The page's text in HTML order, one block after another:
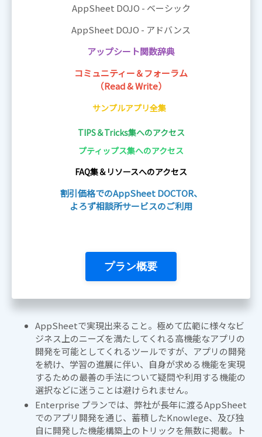
AppSheet DOJO - ベーシック
AppSheet DOJO - アドバンス
アップシート関数辞典
コミュニティー＆フォーラム
（Read & Write）
サンプルアプリ全集
TIPS＆Tricks集へのアクセス
プティップス集へのアクセス
FAQ集＆リソースへのアクセス
割引価格でのAppSheet DOCTOR、
よろず相談所サービスのご利用
プラン概要
AppSheetで実現出来ること。極めて広範に様々なビ
ジネス上のニーズを満たしてくれる高機能なアプリの
開発を可能としてくれるツールですが、アプリの開発
を続け、学習の進展に伴い、自身が求める機能を実現
するための最善の手法について疑問や利用する機能の
選択などに迷うことは避けられません。
Enterprise プランでは、弊社が長年に渡るAppSheet
でのアプリ開発を通じ、蓄積したKnowlege、及び独
自に開発した機能構築上のトリックを無数に掲載。ト